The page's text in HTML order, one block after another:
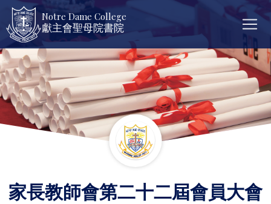
Notre Dame College
獻主會聖母院書院
家長教師會第二十二屆會員大會